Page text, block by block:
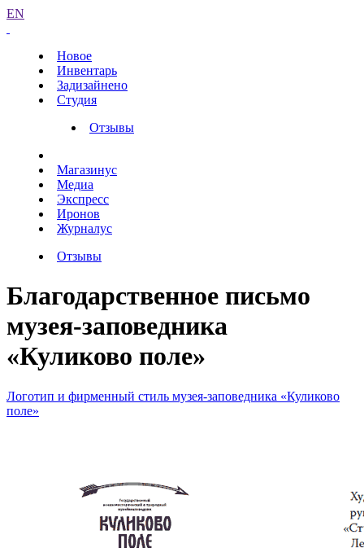
EN
Новое
Инвентарь
Задизайнено
Студия
Отзывы
Магазинус
Медиа
Экспресс
Иронов
Журналус
Отзывы
Благодарственное письмо
музея-заповедника
«Куликово поле»
Логотип и фирменный стиль музея-заповедника «Куликово
поле»